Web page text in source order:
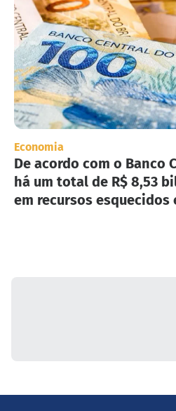
Economia
De acordo com o Banco
há um total de R$ 8,53
em recursos esquecidos